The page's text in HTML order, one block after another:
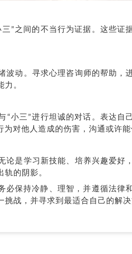
之间的不当行为证据。这些证
动。寻求心理咨询师的帮助，
力。
三”进行坦诚的对话。表达自
对他人造成的伤害，沟通或许能
是学习新技能、培养兴趣爱好
的阴影。
保持冷静、理智，并遵循法律
战，并寻求到最适合自己的解决